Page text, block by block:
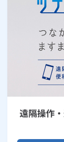
遠隔操作